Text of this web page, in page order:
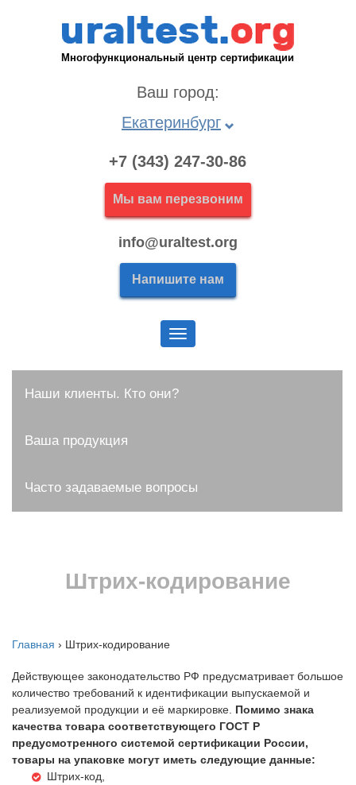
Многофункциональный центр сертификации
Ваш город:
Екатеринбург
+7 (343) 247-30-86
Мы вам перезвоним
info@uraltest.org
Напишите нам
Меню
Наши клиенты. Кто они?
Ваша продукция
Часто задаваемые вопросы
Штрих-кодирование
Главная › Штрих-кодирование
Действующее законодательство РФ предусматривает большое
количество требований к идентификации выпускаемой и
реализуемой продукции и её маркировке. Помимо знака
качества товара соответствующего ГОСТ Р
предусмотренного системой сертификации России,
товары на упаковке могут иметь следующие данные:
Штрих-код,